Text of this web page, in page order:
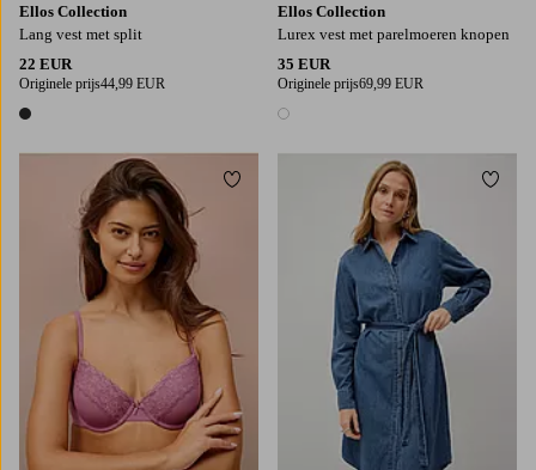
Ellos Collection
Lang vest met split
22 EUR
Originele prijs44,99 EUR
1 kleur
Ellos Collection
Lurex vest met parelmoeren knopen
35 EUR
Originele prijs69,99 EUR
1 kleur
Toevoegen aan favorieten